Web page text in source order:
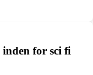
for sci fi